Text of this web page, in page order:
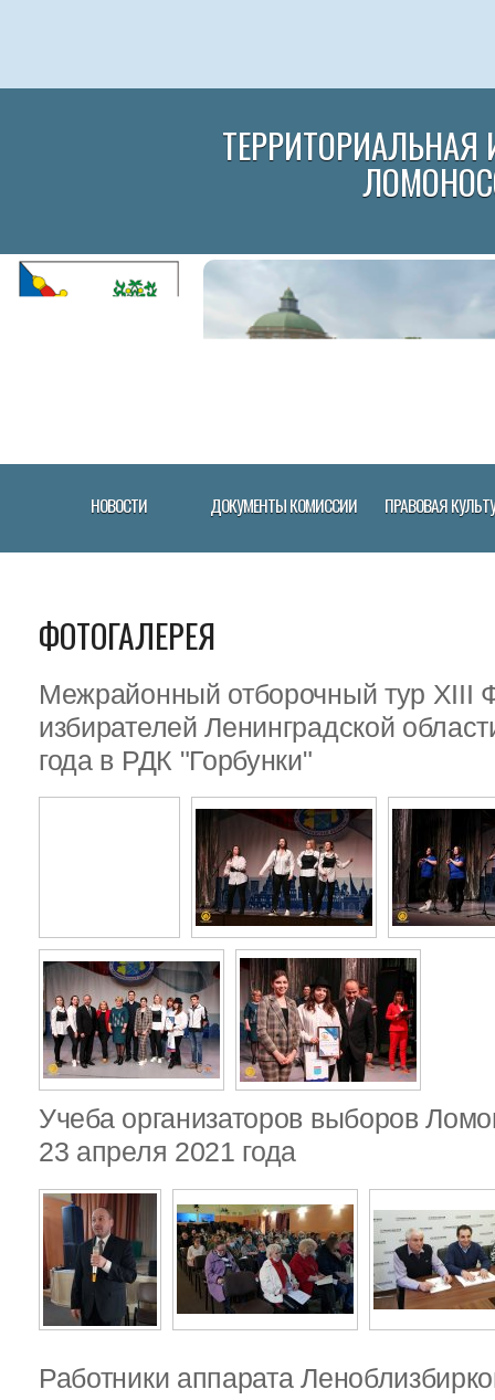
НОВОСТИ ДОКУМЕНТЫ КОМИССИИ ПРАВОВАЯ
ФОТОГАЛЕРЕЯ
Межрайонный отборочный тур XIII
избирателей Ленинградской
года в РДК "Горбунки"
Учеба организаторов выборов
23 апреля 2021 года
Работники аппарата